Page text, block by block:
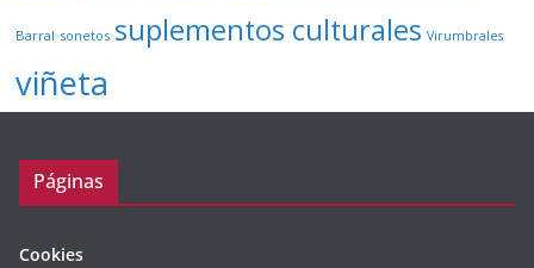
Barral sonetos suplementos culturales Virumbrales
viñeta
Páginas
Cookies